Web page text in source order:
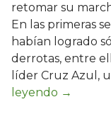
retomar su
En las primeras
habían logrado
derrotas, entre
líder Cruz Azul,